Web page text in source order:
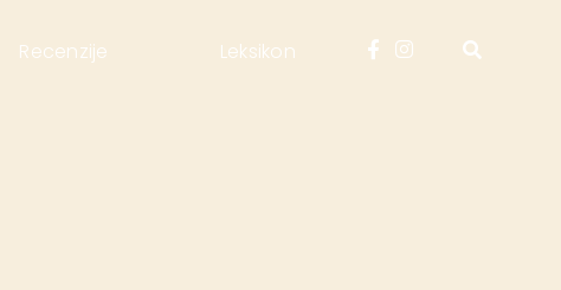
Recenzije Leksikon